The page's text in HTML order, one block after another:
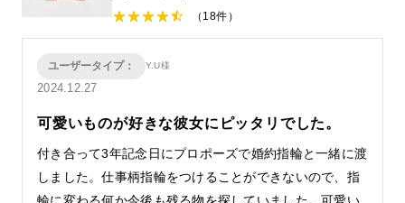
（18件）
ユーザータイプ： Y.U様
2024.12.27
可愛いものが好きな彼女にピッタリでした。
付き合って3年記念日にプロポーズで婚約指輪と一緒に渡
しました。仕事柄指輪をつけることができないので、指